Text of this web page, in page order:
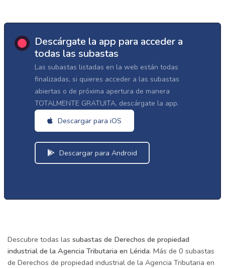
Descárgate la app para acceder a
todas las subastas
Las subastas listadas en la web están todas
finalizadas, si quieres acceder a las subastas
abiertas o de próxima apertura de manera
TOTALMENTE GRATUITA, descárgate la app.
Descargar para iOS
Descargar para Android
Descubre todas las subastas de Derechos de propiedad
industrial de la Agencia Tributaria en Lérida. Más de 0 subastas
de Derechos de propiedad industrial de la Agencia Tributaria en